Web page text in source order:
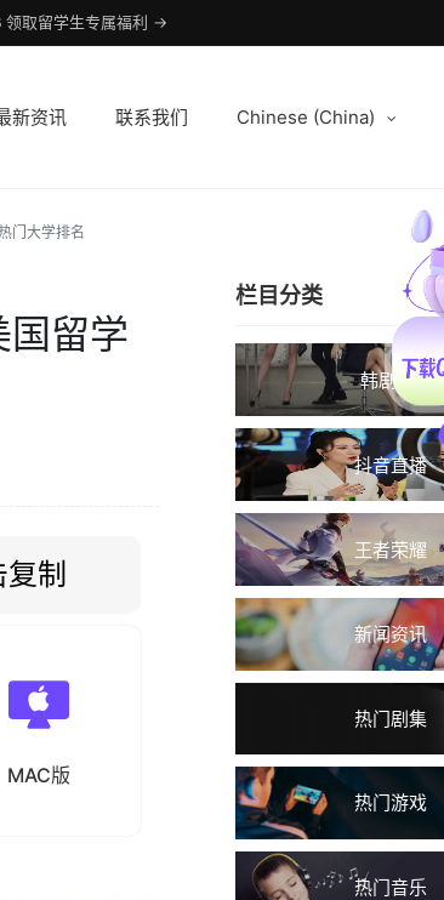
领取留学生专属福利 →
新资讯 联系我们 Chinese (China)
门大学排名
留学
制
MAC版
栏目分类
韩剧TV
抖音直播
王者荣耀
新闻资讯
热门剧集
热门游戏
热门音乐